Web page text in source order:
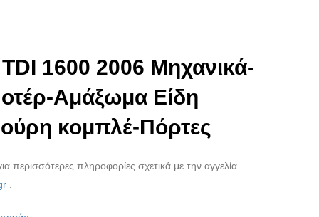
1600 2006 Μηχανικά-
Αμάξωμα Είδη
κομπλέ-Πόρτες
περισσότερες πληροφορίες σχετικά με την αγγελία.